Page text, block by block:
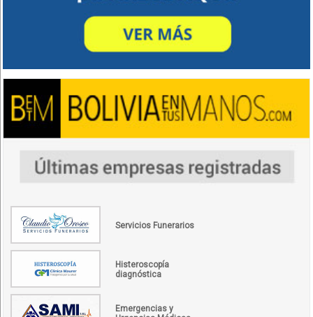
Servicios Funerarios
Histeroscopía
diagnóstica
Emergencias y